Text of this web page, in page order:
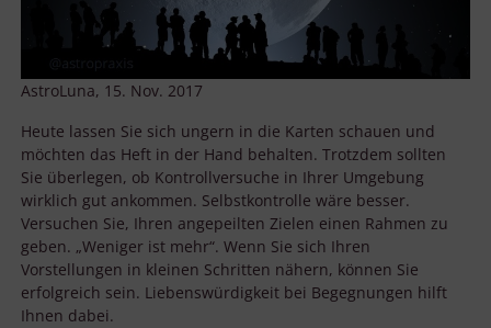
AstroLuna, 15. Nov. 2017
Heute lassen Sie sich ungern in die Karten schauen und
möchten das Heft in der Hand behalten. Trotzdem sollten
Sie überlegen, ob Kontrollversuche in Ihrer Umgebung
wirklich gut ankommen. Selbstkontrolle wäre besser.
Versuchen Sie, Ihren angepeilten Zielen einen Rahmen zu
geben. „Weniger ist mehr“. Wenn Sie sich Ihren
Vorstellungen in kleinen Schritten nähern, können Sie
erfolgreich sein. Liebenswürdigkeit bei Begegnungen hilft
Ihnen dabei.